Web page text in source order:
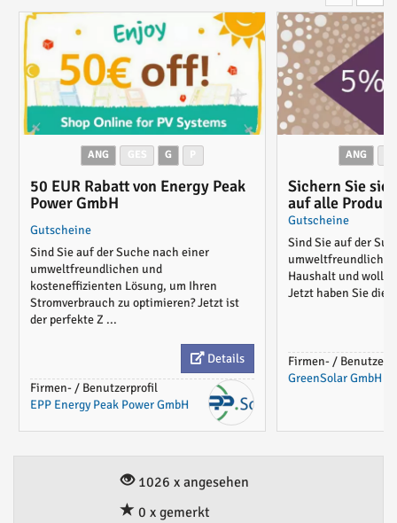
ANG G
50 EUR Rabatt von Energy Peak
Power GmbH
Gutscheine
Sind Sie auf der Suche nach einer
umweltfreundlichen und
kosteneffizienten Lösung, um Ihren
Stromverbrauch zu optimieren? Jetzt ist
der perfekte Z ...
Details
Firmen- / Benutzerprofil
EPP Energy Peak Power GmbH
ANG
Sichern Sie
auf alle
Solar und
Haushalt
Gutscheine
Sind Sie auf der
Haushalt und
Jetzt haben Sie die
Firmen- /
GreenSolar GmbH
1026 x angesehen
0 x gemerkt